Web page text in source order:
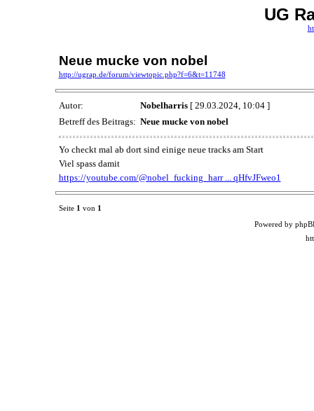
UG
Neue mucke von nobel
http://ugrap.de/forum/viewtopic.php?f=6&t=11748
Autor: Nobelharris[ 29.03.2024, 10:04 ]
Betreff des Beitrags: Neue mucke von nobel
Yo checkt mal ab dort sind einige neue tracks am Start
Viel spass damit
https://youtube.com/@nobel_fucking_harr ... qHfvJFweo1
Seite 1 von 1
Powered by